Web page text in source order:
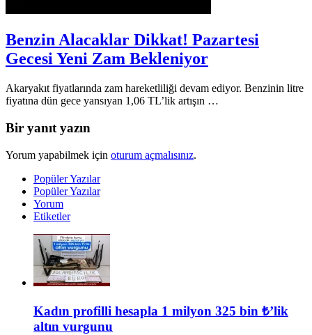
Benzin Alacaklar Dikkat! Pazartesi
Gecesi Yeni Zam Bekleniyor
Akaryakıt fiyatlarında zam hareketliliği devam ediyor. Benzinin litre
fiyatına dün gece yansıyan 1,06 TL’lik artışın …
Bir yanıt yazın
Yorum yapabilmek için oturum açmalısınız.
Popüler Yazılar
Popüler Yazılar
Yorum
Etiketler
Kadın profilli hesapla 1 milyon 325 bin ₺’lik
altın vurgunu